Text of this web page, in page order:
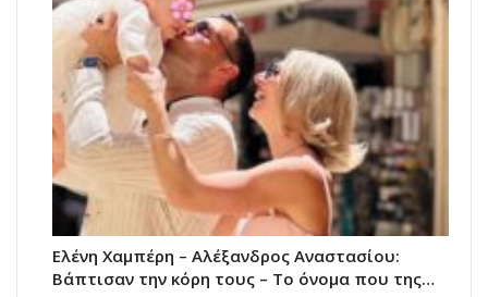
Ελένη Χαμπέρη – Αλέξανδρος Αναστασίου:
Βάπτισαν την κόρη τους – Το όνομα που της…